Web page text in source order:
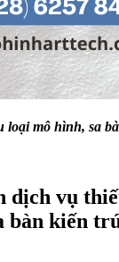
loại mô hình, sa
dịch vụ
bàn kiến